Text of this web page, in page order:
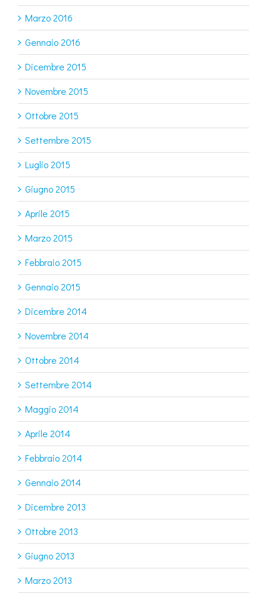
Marzo 2016
Gennaio 2016
Dicembre 2015
Novembre 2015
Ottobre 2015
Settembre 2015
Luglio 2015
Giugno 2015
Aprile 2015
Marzo 2015
Febbraio 2015
Gennaio 2015
Dicembre 2014
Novembre 2014
Ottobre 2014
Settembre 2014
Maggio 2014
Aprile 2014
Febbraio 2014
Gennaio 2014
Dicembre 2013
Ottobre 2013
Giugno 2013
Marzo 2013